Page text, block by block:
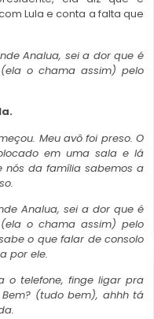
Lula e conta a falta que
Analua, sei a dor que é
o chama assim) pelo
Meu avô foi preso. O
em uma sala e lá
nós da família sabemos a
Analua, sei a dor que é
o chama assim) pelo
o que falar de consolo
por ele.
o telefone, finge ligar pra
(tudo bem), ahhh tá